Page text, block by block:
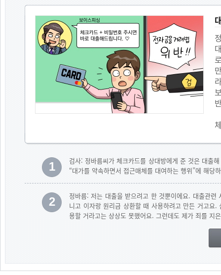
1
검사: 정바름씨가 체크카드를 상대방에게 준 것은 대출
“대가를 약속하면서 접근매체를 대여하는 행위”에 해당
2
정바름: 저는 대출을 받으려고 한 것뿐이에요. 대출관
니고 이자랑 원리금 상환할 때 사용하려고 만든 거고요
용할 거라고는 상상도 못했어요. 그런데도 제가 죄를 지